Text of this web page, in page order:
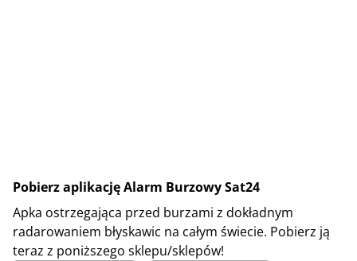
Pobierz aplikację Alarm Burzowy Sat24
Apka ostrzegająca przed burzami z dokładnym
radarowaniem błyskawic na całym świecie. Pobierz ją
teraz z poniższego sklepu/sklepów!